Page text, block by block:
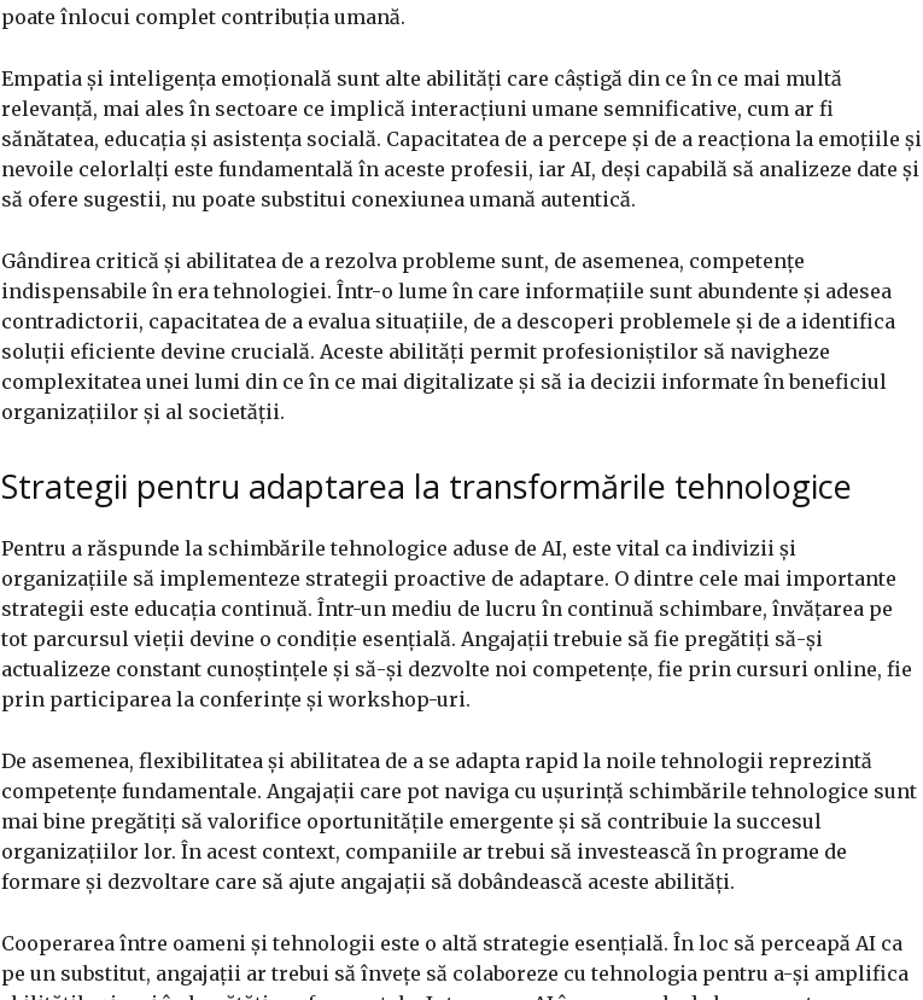
poate înlocui complet contribuția umană.
Empatia și inteligența emoțională sunt alte abilități care câștigă din ce în ce mai multă
relevanță, mai ales în sectoare ce implică interacțiuni umane semnificative, cum ar fi
sănătatea, educația și asistența socială. Capacitatea de a percepe și de a reacționa la emoțiile și
nevoile celorlalți este fundamentală în aceste profesii, iar AI, deși capabilă să analizeze date și
să ofere sugestii, nu poate substitui conexiunea umană autentică.
Gândirea critică și abilitatea de a rezolva probleme sunt, de asemenea, competențe
indispensabile în era tehnologiei. Într-o lume în care informațiile sunt abundente și adesea
contradictorii, capacitatea de a evalua situațiile, de a descoperi problemele și de a identifica
soluții eficiente devine crucială. Aceste abilități permit profesioniștilor să navigheze
complexitatea unei lumi din ce în ce mai digitalizate și să ia decizii informate în beneficiul
organizațiilor și al societății.
Strategii pentru adaptarea la transformările tehnologice
Pentru a răspunde la schimbările tehnologice aduse de AI, este vital ca indivizii și
organizațiile să implementeze strategii proactive de adaptare. O dintre cele mai importante
strategii este educația continuă. Într-un mediu de lucru în continuă schimbare, învățarea pe
tot parcursul vieții devine o condiție esențială. Angajații trebuie să fie pregătiți să-și
actualizeze constant cunoștințele și să-și dezvolte noi competențe, fie prin cursuri online, fie
prin participarea la conferințe și workshop-uri.
De asemenea, flexibilitatea și abilitatea de a se adapta rapid la noile tehnologii reprezintă
competențe fundamentale. Angajații care pot naviga cu ușurință schimbările tehnologice sunt
mai bine pregătiți să valorifice oportunitățile emergente și să contribuie la succesul
organizațiilor lor. În acest context, companiile ar trebui să investească în programe de
formare și dezvoltare care să ajute angajații să dobândească aceste abilități.
Cooperarea între oameni și tehnologii este o altă strategie esențială. În loc să perceapă AI ca
pe un substitut, angajații ar trebui să învețe să colaboreze cu tehnologia pentru a-și amplifica